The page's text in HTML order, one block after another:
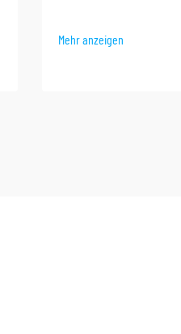
Mehr anzeigen